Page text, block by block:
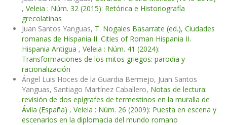
, Veleia : Núm. 32 (2015): Retórica e Historiografía
grecolatinas
Juan Santos Yanguas, T. Nogales Basarrate (ed.), Ciudades
romanas de Hispania II. Cities of Roman Hispania II.
Hispania Antigua , Veleia : Núm. 41 (2024):
Transformaciones de los mitos griegos: parodia y
racionalización
Ángel Luis Hoces de la Guardia Bermejo, Juan Santos
Yanguas, Santiago Martínez Caballero, Notas de lectura:
revisión de dos epígrafes de termestinos en la muralla de
Ávila (España) , Veleia : Núm. 26 (2009): Puesta en escena y
escenarios en la diplomacia del mundo romano